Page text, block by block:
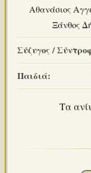
Αθανάσιος
Ξάνθος
Σύζυγος /
Παιδιά:
Τα